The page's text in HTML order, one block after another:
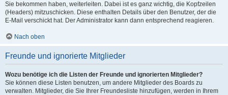
Sie bekommen haben, weiterleiten. Dabei ist es ganz wichtig, die Kopfzeilen
(Headers) mitzuschicken. Diese enthalten Details über den Benutzer, der die
E-Mail verschickt hat. Der Administrator kann dann entsprechend reagieren.
Nach oben
Freunde und ignorierte Mitglieder
Wozu benötige ich die Listen der Freunde und ignorierten Mitglieder?
Sie können diese Listen benutzen, um andere Mitglieder des Boards zu
verwalten. Mitglieder, die Sie Ihrer Freundesliste hinzufügen, werden in Ihrem